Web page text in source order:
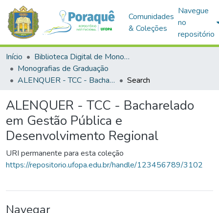
Comunidades
& Coleções
Navegue
no
repositório
Início
Biblioteca Digital de Monografias (BDM)
Monografias de Graduação
ALENQUER - TCC - Bacharelado em Gestão Pública e Desenvolvimento Regional
Search
ALENQUER - TCC - Bacharelado
em Gestão Pública e
Desenvolvimento Regional
URI permanente para esta coleção
https://repositorio.ufopa.edu.br/handle/123456789/3102
Navegar